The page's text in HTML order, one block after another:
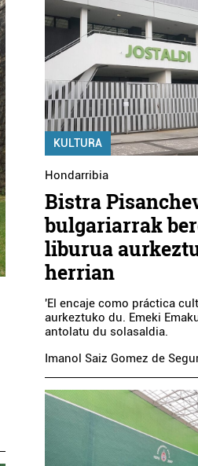
KULTURA
Hondarribia
Bistra
bulgariarrak
liburua
herrian
'El encaje como práctica
aurkeztuko du. Emeki
antolatu du solasaldia.
Imanol Saiz Gomez de